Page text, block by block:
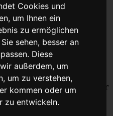
Cookies und
um Ihnen ein
zu ermöglichen
sehen, besser an
Diese
außerdem, um
um zu verstehen,
kommen oder um
zu entwickeln.
Prüfungen
aller Art, unter
Airbag-
uvm.
viel Erfahrung und
PKW-Steuergeräten und
Reparaturen. So
Steuergeräte Reparatur
Fahrzeugarten - sei
die Reparatur von